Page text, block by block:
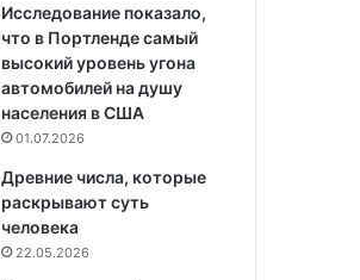
Исследование показало,
что в Портленде самый
высокий уровень угона
автомобилей на душу
населения в США
01.07.2026
Древние числа, которые
раскрывают суть
человека
22.05.2026